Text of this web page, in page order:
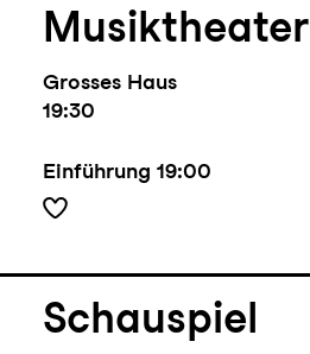
Musiktheater
Grosses Haus
19:30
Einführung 19:00
Schauspiel